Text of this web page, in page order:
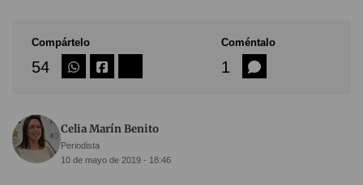
Compártelo
54
Coméntalo
1
Celia Marín Benito
Periodista
10 de mayo de 2019 - 18:46